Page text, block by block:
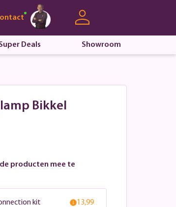
Deals Showroom
Bikkel
producten mee te
kit 13,99